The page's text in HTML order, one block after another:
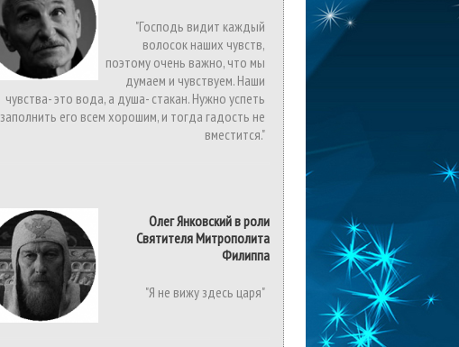
"Господь видит каждый
волосок наших чувств,
поэтому очень важно, что мы
думаем и чувствуем. Наши
чувства- это вода, а душа- стакан. Нужно успеть
заполнить его всем хорошим, и тогда гадость не
вместится."
Олег Янковский в роли
Святителя Митрополита
Филиппа
"Я не вижу здесь царя"